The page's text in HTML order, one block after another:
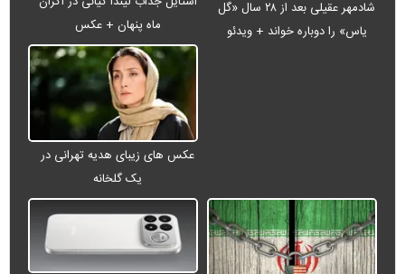
شادمهر عقیلی بعد از ۲۸ سال «گل
یاس» را دوباره خواند + ویدئو
ماه پنهان + عکس
عکس های زیبای هدیه تهرانی در
یک گلخانه